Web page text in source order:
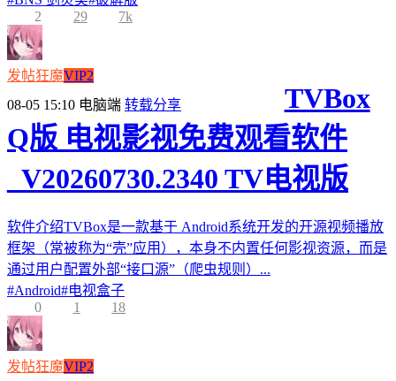
2
29 7k
发帖狂魔VIP2
08-05 15:10 电脑端 转载分享
TVBox
Q版 电视影视免费观看软件
_V20260730.2340 TV电视版
软件介绍TVBox是一款基于 Android系统开发的开源视频播放
框架（常被称为“壳”应用），本身不内置任何影视资源，而是
通过用户配置外部“接口源”（爬虫规则）...
#Android#电视盒子
0
1 18
发帖狂魔VIP2